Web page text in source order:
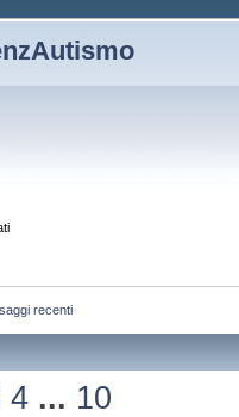
recenti
4 ... 10